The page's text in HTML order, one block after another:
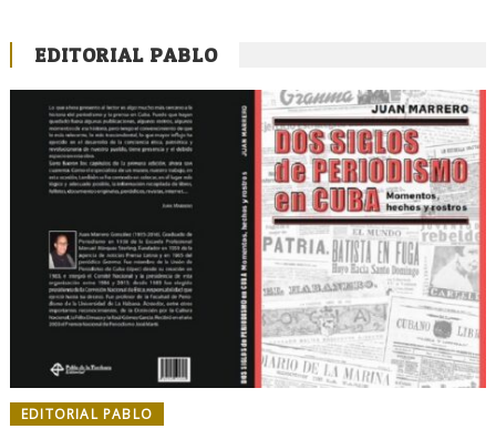
EDITORIAL PABLO
EDITORIAL PABLO